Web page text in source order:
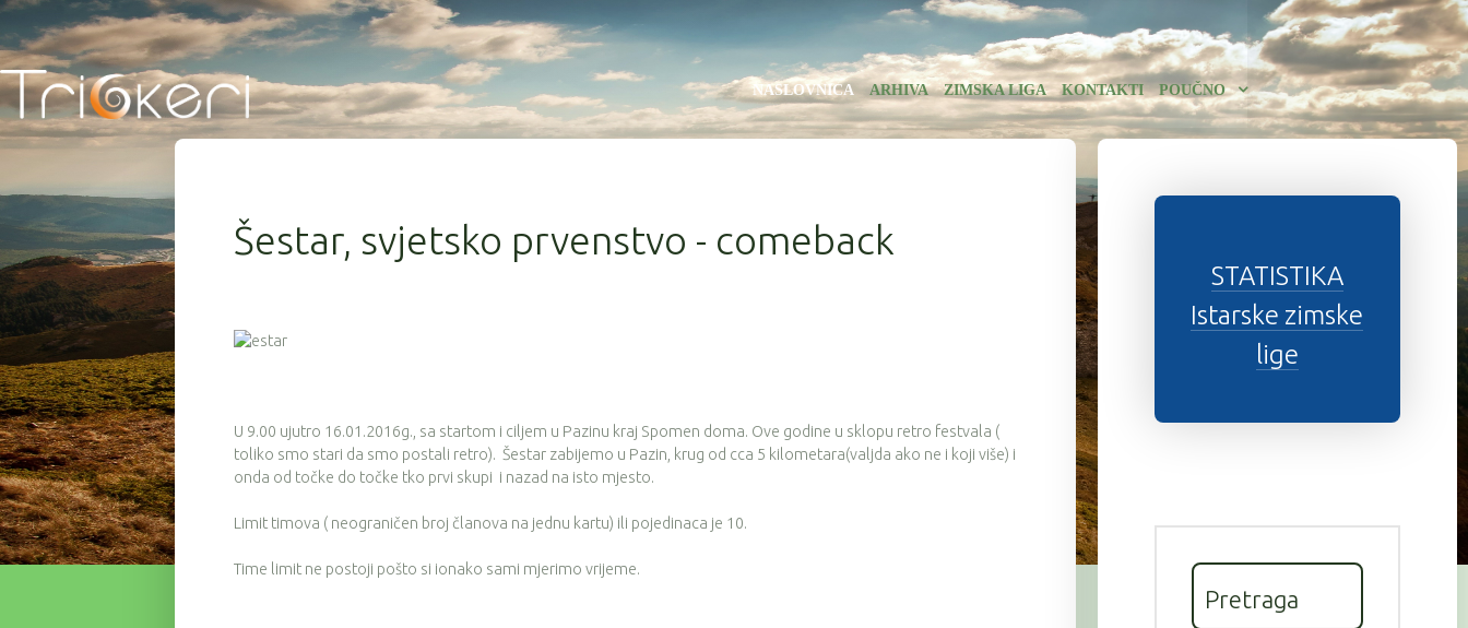
NASLOVNICA ARHIVA ZIMSKA LIGA KONTAKTI POUČNO
Šestar, svjetsko prvenstvo - comeback
U 9.00 ujutro 16.01.2016g., sa startom i ciljem u Pazinu kraj Spomen doma. Ove godine u sklopu retro festvala (
toliko smo stari da smo postali retro). Šestar zabijemo u Pazin, krug od cca 5 kilometara(valjda ako ne i koji više) i
onda od točke do točke tko prvi skupi i nazad na isto mjesto.
Limit timova ( neograničen broj članova na jednu kartu) ili pojedinaca je 10.
Time limit ne postoji pošto si ionako sami mjerimo vrijeme.
STATISTIKA
Istarske zimske
lige
Pretraga